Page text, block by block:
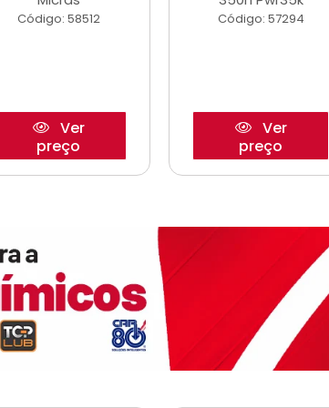
Código: 58512
Ver
preço
Código: 57294
Ver
preço